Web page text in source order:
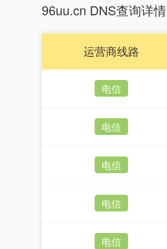
96uu.cn DNS查询详情
运营商线路
电信
电信
电信
电信
电信